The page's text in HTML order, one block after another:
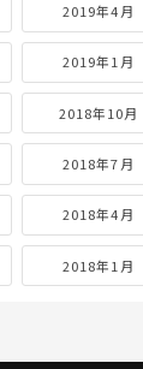
2019年4月
2019年1月
2018年10月
2018年7月
2018年4月
2018年1月